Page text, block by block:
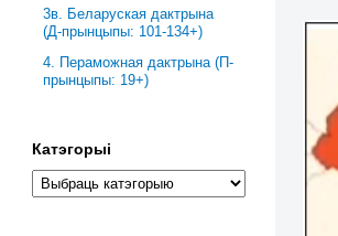
3в. Беларуская дактрына
(Д-прынцыпы: 101-134+)
4. Пераможная дактрына (П-
прынцыпы: 19+)
Катэгорыі